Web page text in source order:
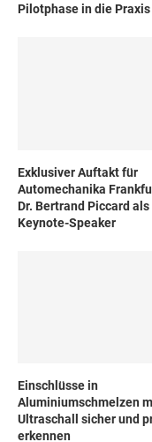
Pilotphase in die Praxis
Exklusiver Auftakt für
Automechanika
Dr. Bertrand Piccard als
Keynote-Speaker
Einschlüsse in
Aluminiumschmelzen
Ultraschall sicher und
erkennen